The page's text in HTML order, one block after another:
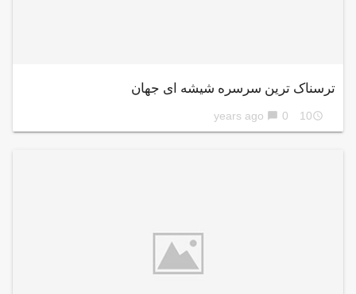
ترسناک ترین سرسره شیشه ای جهان
access_time
10 years ago
chat_bubble 0